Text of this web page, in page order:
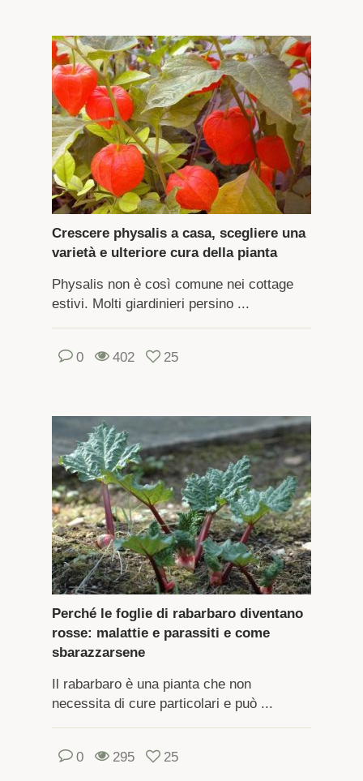
Crescere physalis a casa, scegliere una
varietà e ulteriore cura della pianta
Physalis non è così comune nei cottage
estivi. Molti giardinieri persino ...
0 402 25
Perché le foglie di rabarbaro diventano
rosse: malattie e parassiti e come
sbarazzarsene
Il rabarbaro è una pianta che non
necessita di cure particolari e può ...
0 295 25